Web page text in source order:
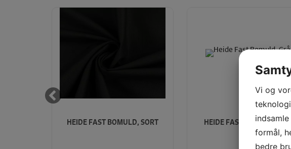
HEIDE FAST BOMULD, SORT HEIDE FAST BOMULD, GRÅ
Vi og
formål,
bedre